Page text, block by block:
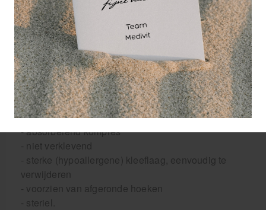
elastisch, zelfklevend
wondverband.
Indicaties: - post-operatief wondverband - scheur-,
schaaf-, snij- en brandwonden - bloedende wondjes
- geïnfecteerde wondjes.
Eigenschappen HekaPlast Border eilandpleisters:
- Non-woven
- rekbare ruglaag
- absorberend kompres
- niet verklevend
- sterke (hypoallergene) kleeflaag, eenvoudig te
verwijderen
- voorzien van afgeronde hoeken
- steriel.